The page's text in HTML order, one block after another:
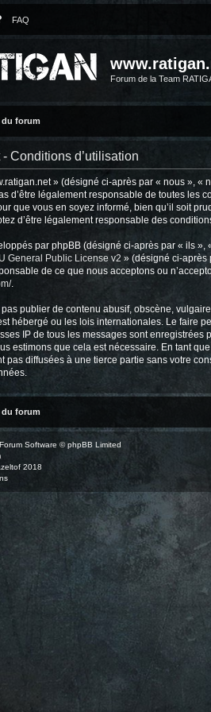
FAQ
Forum de la Team
du forum
Conditions d’utilisation
» (désigné ci-après par « nous », «
d’être légalement responsable de toutes les
que vous en soyez informé, bien qu’il soit
d’être légalement responsable des
par phpBB (désigné ci-après par « ils
General Public License v2 » (désigné ci-après
de ce que nous acceptons ou
.
publier de contenu abusif, obscène,
hébergé ou les lois internationales. Le faire
IP de tous les messages sont
estimons que cela est nécessaire. En tant
pas diffusées à une tierce partie sans votre
du forum
Software © phpBB Limited
2018